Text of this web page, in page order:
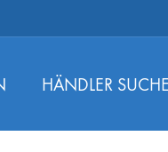
HÄNDLER SUCHE